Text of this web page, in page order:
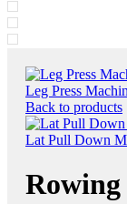
Leg Press
Back to products
Lat Pull Down